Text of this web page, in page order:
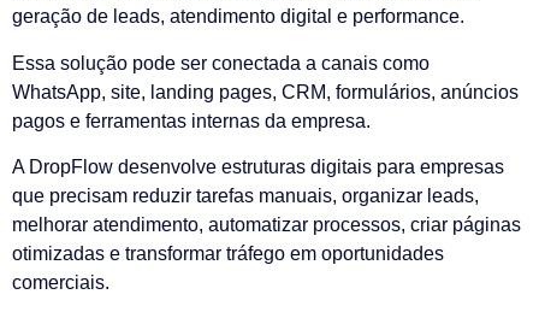
geração de leads, atendimento digital e performance.
Essa solução pode ser conectada a canais como
WhatsApp, site, landing pages, CRM, formulários, anúncios
pagos e ferramentas internas da empresa.
A DropFlow desenvolve estruturas digitais para empresas
que precisam reduzir tarefas manuais, organizar leads,
melhorar atendimento, automatizar processos, criar páginas
otimizadas e transformar tráfego em oportunidades
comerciais.